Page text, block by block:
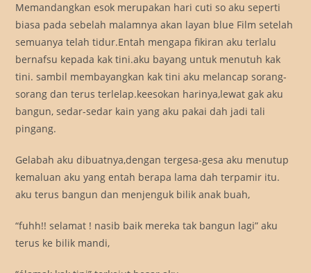
Memandangkan esok merupakan hari cuti so aku seperti
biasa pada sebelah malamnya akan layan blue Film setelah
semuanya telah tidur.Entah mengapa fikiran aku terlalu
bernafsu kepada kak tini.aku bayang untuk menutuh kak
tini. sambil membayangkan kak tini aku melancap sorang-
sorang dan terus terlelap.keesokan harinya,lewat gak aku
bangun, sedar-sedar kain yang aku pakai dah jadi tali
pingang.
Gelabah aku dibuatnya,dengan tergesa-gesa aku menutup
kemaluan aku yang entah berapa lama dah terpamir itu.
aku terus bangun dan menjenguk bilik anak buah,
“fuhh!! selamat ! nasib baik mereka tak bangun lagi” aku
terus ke bilik mandi,